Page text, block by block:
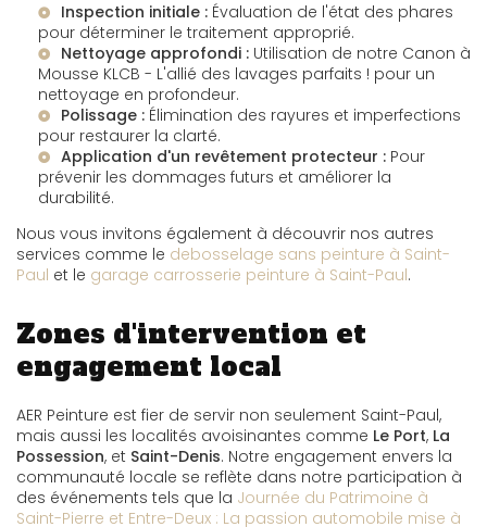
Inspection initiale : Évaluation de l'état des phares
pour déterminer le traitement approprié.
Nettoyage approfondi : Utilisation de notre Canon à
Mousse KLCB - L'allié des lavages parfaits ! pour un
nettoyage en profondeur.
Polissage : Élimination des rayures et imperfections
pour restaurer la clarté.
Application d'un revêtement protecteur : Pour
prévenir les dommages futurs et améliorer la
durabilité.
Nous vous invitons également à découvrir nos autres
services comme le debosselage sans peinture à Saint-
Paul et le garage carrosserie peinture à Saint-Paul.
Zones d'intervention et
engagement local
AER Peinture est fier de servir non seulement Saint-Paul,
mais aussi les localités avoisinantes comme Le Port, La
Possession, et Saint-Denis. Notre engagement envers la
communauté locale se reflète dans notre participation à
des événements tels que la Journée du Patrimoine à
Saint-Pierre et Entre-Deux : La passion automobile mise à